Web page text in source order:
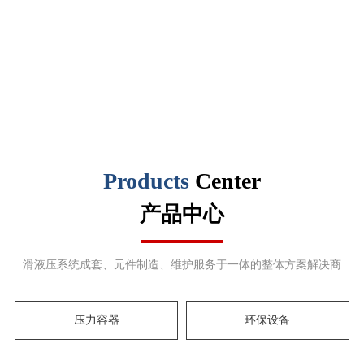
Products Center
产品中心
滑液压系统成套、元件制造、维护服务于一体的整体方案解决商
压力容器 环保设备